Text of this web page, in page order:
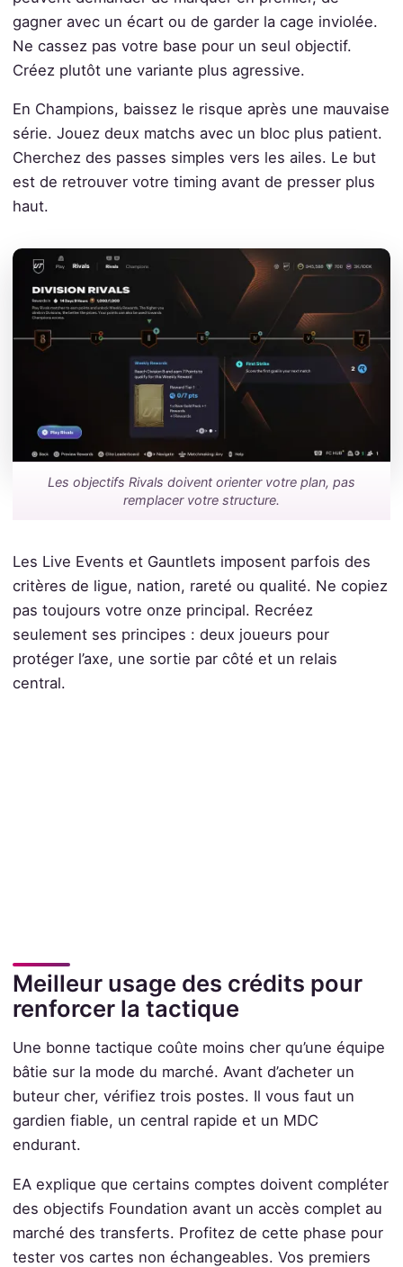
gagner avec un écart ou de garder la cage inviolée.
Ne cassez pas votre base pour un seul objectif.
Créez plutôt une variante plus agressive.
En Champions, baissez le risque après une mauvaise
série. Jouez deux matchs avec un bloc plus patient.
Cherchez des passes simples vers les ailes. Le but
est de retrouver votre timing avant de presser plus
haut.
Les objectifs Rivals doivent orienter votre plan, pas
remplacer votre structure.
Les Live Events et Gauntlets imposent parfois des
critères de ligue, nation, rareté ou qualité. Ne copiez
pas toujours votre onze principal. Recréez
seulement ses principes : deux joueurs pour
protéger l’axe, une sortie par côté et un relais
central.
Meilleur usage des crédits pour
renforcer la tactique
Une bonne tactique coûte moins cher qu’une équipe
bâtie sur la mode du marché. Avant d’acheter un
buteur cher, vérifiez trois postes. Il vous faut un
gardien fiable, un central rapide et un MDC
endurant.
EA explique que certains comptes doivent compléter
des objectifs Foundation avant un accès complet au
marché des transferts. Profitez de cette phase pour
tester vos cartes non échangeables. Vos premiers